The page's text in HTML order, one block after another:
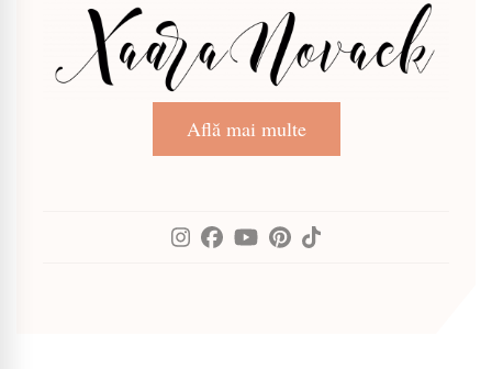
Află mai multe